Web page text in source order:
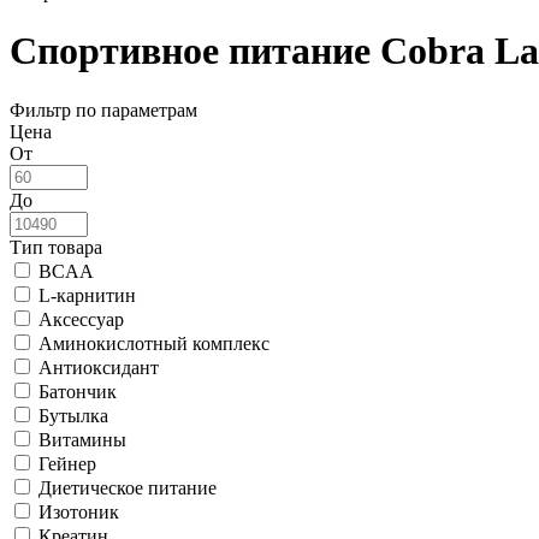
Спортивное питание Cobra
Фильтр по параметрам
Цена
От
До
Тип товара
BCAA
L-карнитин
Аксессуар
Аминокислотный комплекс
Антиоксидант
Батончик
Бутылка
Витамины
Гейнер
Диетическое питание
Изотоник